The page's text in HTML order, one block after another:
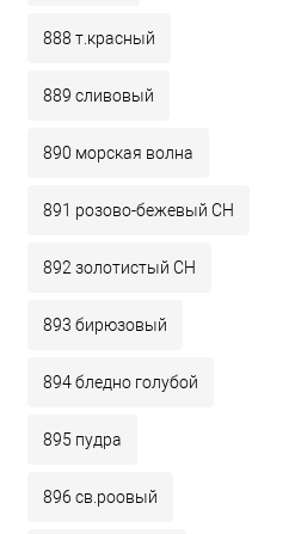
888 т.красный
889 сливовый
890 морская волна
891 розово-бежевый СН
892 золотистый СН
893 бирюзовый
894 бледно голубой
895 пудра
896 св.роовый